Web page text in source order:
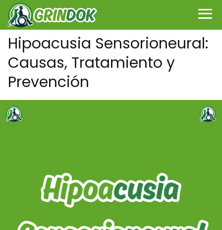
Hipoacusia Sensorioneural:
Causas, Tratamiento y
Prevención